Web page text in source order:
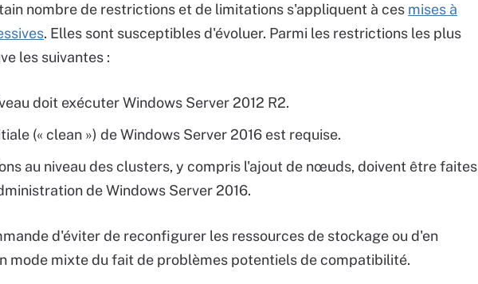
nombre de restrictions et de limitations s'appliquent à ces mises à
. Elles sont susceptibles d'évoluer. Parmi les restrictions les plus
les suivantes :
doit exécuter Windows Server 2012 R2.
(« clean ») de Windows Server 2016 est requise.
au niveau des clusters, y compris l'ajout de nœuds, doivent être faites
de Windows Server 2016.
d'éviter de reconfigurer les ressources de stockage ou d'en
mode mixte du fait de problèmes potentiels de compatibilité.